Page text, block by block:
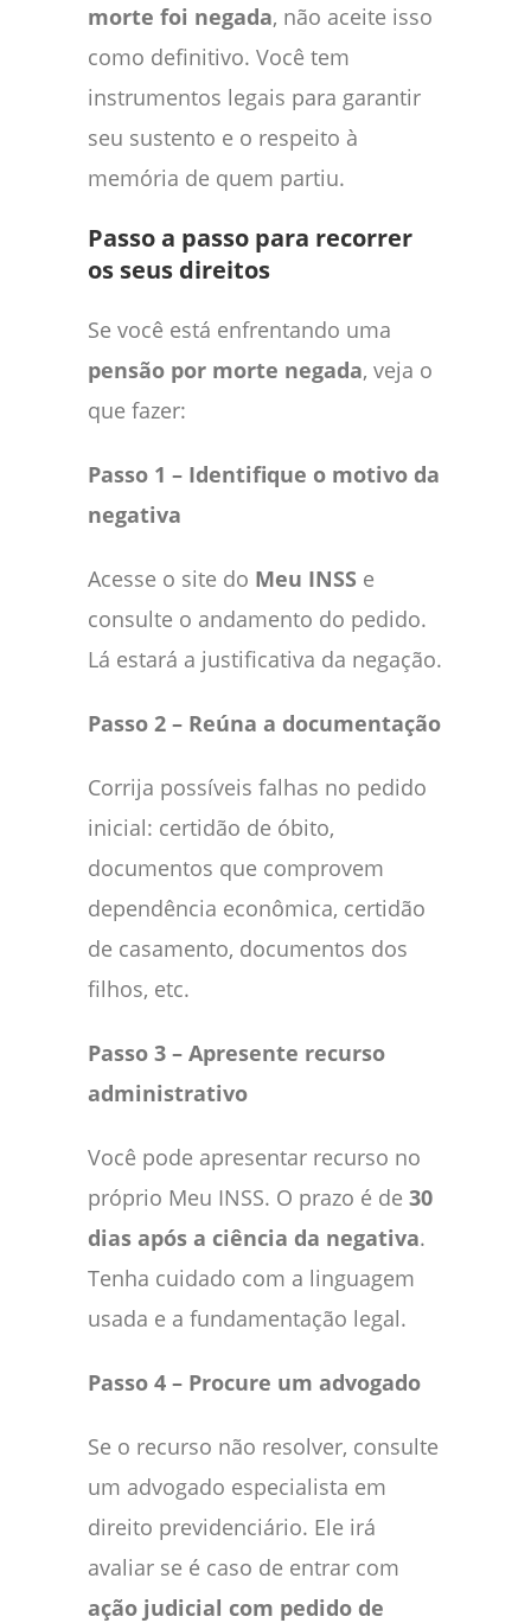
morte foi negada, não aceite isso
como definitivo. Você tem
instrumentos legais para garantir
seu sustento e o respeito à
memória de quem partiu.
Passo a passo para recorrer
os seus direitos
Se você está enfrentando uma
pensão por morte negada, veja o
que fazer:
Passo 1 – Identifique o motivo da
negativa
Acesse o site do Meu INSS e
consulte o andamento do pedido.
Lá estará a justificativa da negação.
Passo 2 – Reúna a documentação
Corrija possíveis falhas no pedido
inicial: certidão de óbito,
documentos que comprovem
dependência econômica, certidão
de casamento, documentos dos
filhos, etc.
Passo 3 – Apresente recurso
administrativo
Você pode apresentar recurso no
próprio Meu INSS. O prazo é de 30
dias após a ciência da negativa.
Tenha cuidado com a linguagem
usada e a fundamentação legal.
Passo 4 – Procure um advogado
Se o recurso não resolver, consulte
um advogado especialista em
direito previdenciário. Ele irá
avaliar se é caso de entrar com
ação judicial com pedido de